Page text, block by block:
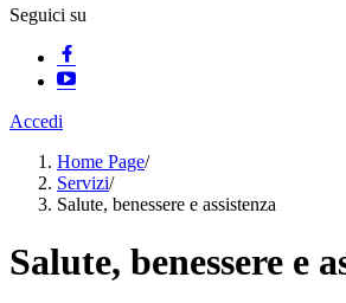
Seguici su
Accedi
Home Page/
Servizi/
Salute, benessere e assistenza
Salute, benessere e